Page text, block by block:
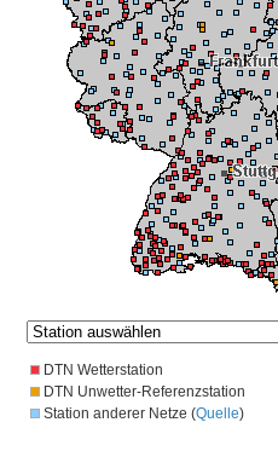
DTN Wetterstation
DTN Unwetter-Referenzstation
Station anderer Netze (Quelle)